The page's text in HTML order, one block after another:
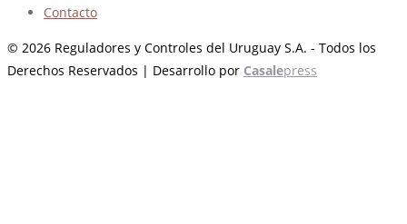
Contacto
© 2026 Reguladores y Controles del Uruguay S.A. - Todos los
Derechos Reservados | Desarrollo por Casalepress